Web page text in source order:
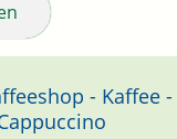
- Kaffee -